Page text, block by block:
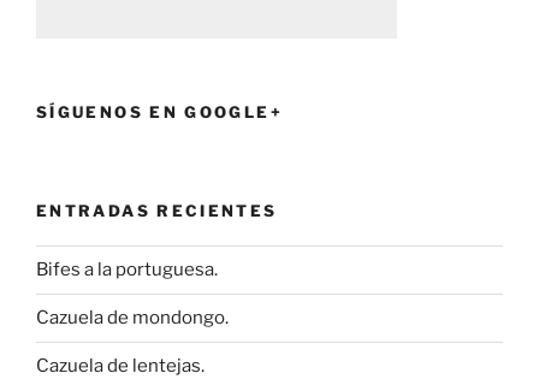
SÍGUENOS EN GOOGLE+
ENTRADAS RECIENTES
Bifes a la portuguesa.
Cazuela de mondongo.
Cazuela de lentejas.